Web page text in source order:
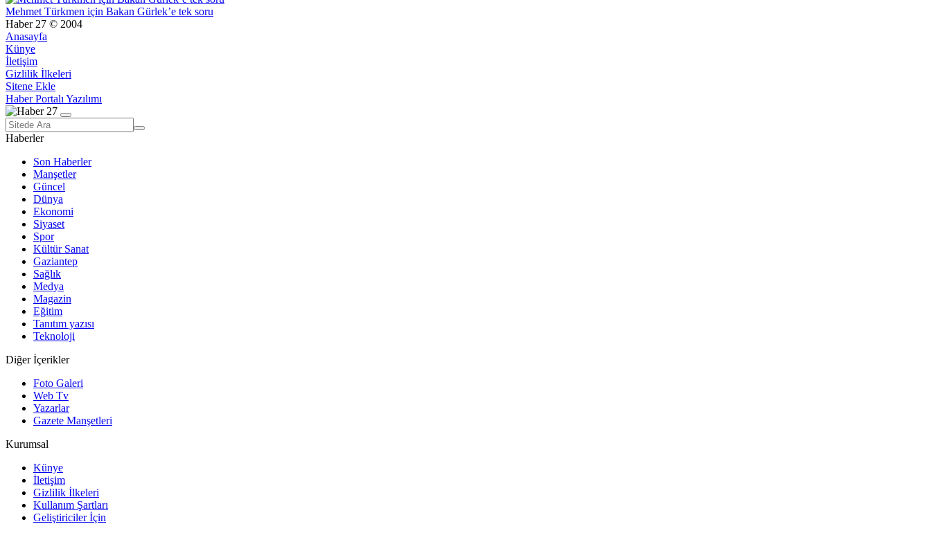
Mehmet Türkmen için Bakan Gürlek’e tek soru
Haber 27 © 2004
Anasayfa
Künye
İletişim
Gizlilik İlkeleri
Sitene Ekle
Haber Portalı Yazılımı
Haberler
Son Haberler
Manşetler
Güncel
Dünya
Ekonomi
Siyaset
Spor
Kültür Sanat
Gaziantep
Sağlık
Medya
Magazin
Eğitim
Tanıtım yazısı
Teknoloji
Diğer İçerikler
Foto Galeri
Web Tv
Yazarlar
Gazete Manşetleri
Kurumsal
Künye
İletişim
Gizlilik İlkeleri
Kullanım Şartları
Geliştiriciler İçin